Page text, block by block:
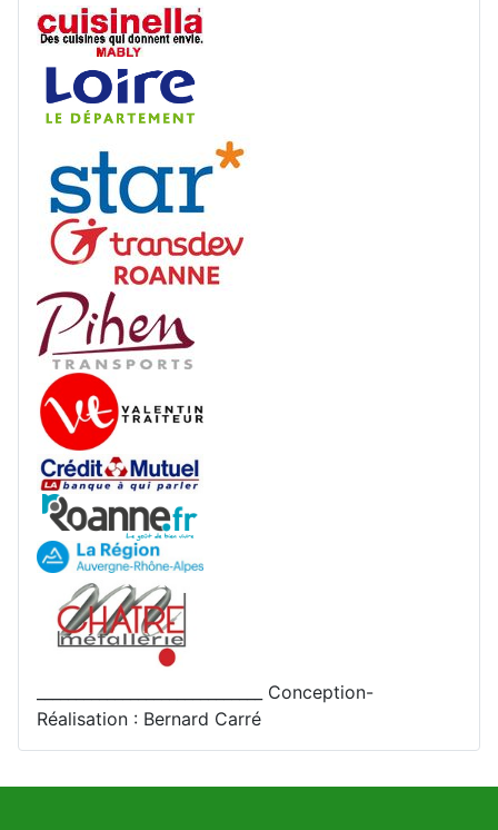
_____________________________ Conception-
Réalisation : Bernard Carré